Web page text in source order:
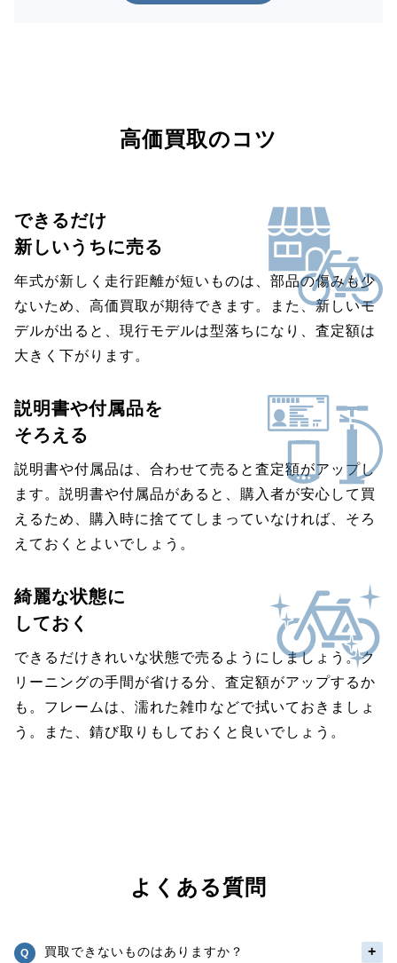
高価買取のコツ
できるだけ
新しいうちに売る
年式が新しく走行距離が短いものは、部品の傷みも少
ないため、高価買取が期待できます。また、新しいモ
デルが出ると、現行モデルは型落ちになり、査定額は
大きく下がります。
説明書や付属品を
そろえる
説明書や付属品は、合わせて売ると査定額がアップし
ます。説明書や付属品があると、購入者が安心して買
えるため、購入時に捨ててしまっていなければ、そろ
えておくとよいでしょう。
綺麗な状態に
しておく
できるだけきれいな状態で売るようにしましょう。ク
リーニングの手間が省ける分、査定額がアップするか
も。フレームは、濡れた雑巾などで拭いておきましょ
う。また、錆び取りもしておくと良いでしょう。
よくある質問
買取できないものはありますか？